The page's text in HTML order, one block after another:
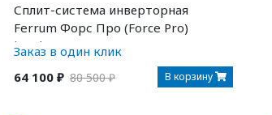
Сплит-система инверторная
Ferrum Форс Про (Force Pro)
iFIS/iFOS18F2C
Заказ в один клик
64 100 ₽ 80 500 ₽ В корзину